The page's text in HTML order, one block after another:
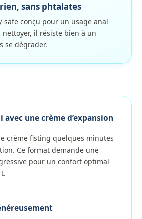
sans phtalates
safe conçu pour un usage anal
nettoyer, il résiste bien à un
se dégrader.
avec une crème d’expansion
crème fisting quelques minutes
Ce format demande une
pour un confort optimal